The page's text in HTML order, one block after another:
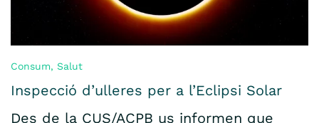
Consum, Salut
Inspecció d’ulleres per a l’Eclipsi Solar
Des de la CUS/ACPB us informen que